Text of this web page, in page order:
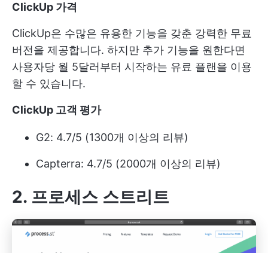
ClickUp 가격
ClickUp은 수많은 유용한 기능을 갖춘 강력한 무료
버전을 제공합니다. 하지만 추가 기능을 원한다면
사용자당 월 5달러부터 시작하는 유료 플랜을 이용
할 수 있습니다.
ClickUp 고객 평가
G2: 4.7/5 (1300개 이상의 리뷰)
Capterra: 4.7/5 (2000개 이상의 리뷰)
2. 프로세스 스트리트